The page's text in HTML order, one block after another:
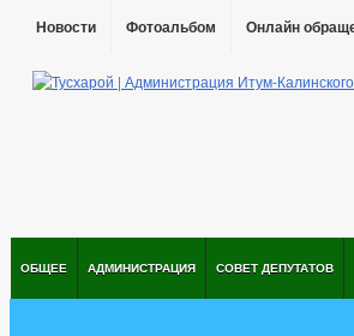
Новости Фотоальбом Онлайн
ОБЩЕЕ АДМИНИСТРАЦИЯ СОВЕТ ДЕПУТАТОВ